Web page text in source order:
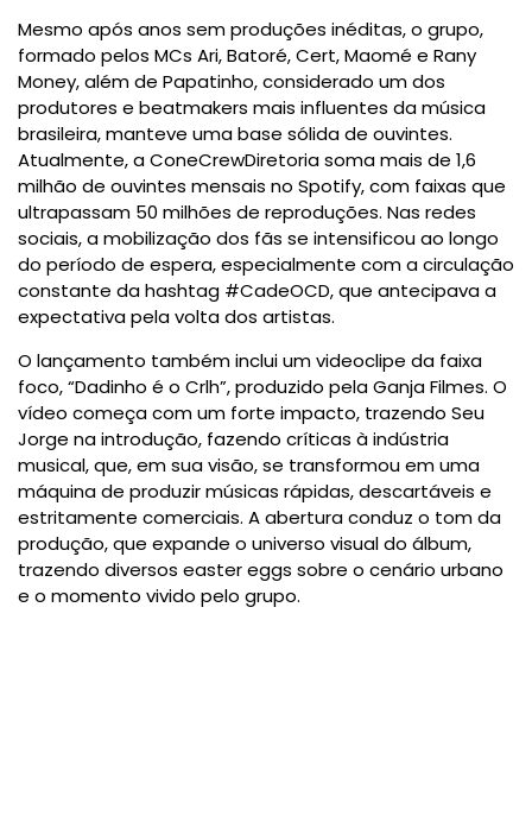
Mesmo após anos sem produções inéditas, o grupo,
formado pelos MCs Ari, Batoré, Cert, Maomé e Rany
Money, além de Papatinho, considerado um dos
produtores e beatmakers mais influentes da música
brasileira, manteve uma base sólida de ouvintes.
Atualmente, a ConeCrewDiretoria soma mais de 1,6
milhão de ouvintes mensais no Spotify, com faixas que
ultrapassam 50 milhões de reproduções. Nas redes
sociais, a mobilização dos fãs se intensificou ao longo
do período de espera, especialmente com a circulação
constante da hashtag #CadeOCD, que antecipava a
expectativa pela volta dos artistas.
O lançamento também inclui um videoclipe da faixa
foco, “Dadinho é o Crlh”, produzido pela Ganja Filmes. O
vídeo começa com um forte impacto, trazendo Seu
Jorge na introdução, fazendo críticas à indústria
musical, que, em sua visão, se transformou em uma
máquina de produzir músicas rápidas, descartáveis e
estritamente comerciais. A abertura conduz o tom da
produção, que expande o universo visual do álbum,
trazendo diversos easter eggs sobre o cenário urbano
e o momento vivido pelo grupo.